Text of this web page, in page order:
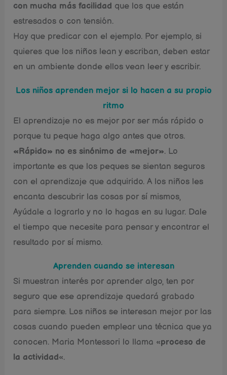
con mucha más facilidad que los que están
estresados o con tensión.
Hay que predicar con el ejemplo. Por ejemplo, si
quieres que los niños lean y escriban, deben estar
en un ambiente donde ellos vean leer y escribir.
Los niños aprenden mejor si lo hacen a su propio
ritmo
El aprendizaje no es mejor por ser más rápido o
porque tu peque haga algo antes que otros.
«Rápido» no es sinónimo de «mejor». Lo
importante es que los peques se sientan seguros
con el aprendizaje que adquirido. A los niños les
encanta descubrir las cosas por sí mismos,
Ayúdale a lograrlo y no lo hagas en su lugar. Dale
el tiempo que necesite para pensar y encontrar el
resultado por sí mismo.
Aprenden cuando se interesan
Si muestran interés por aprender algo, ten por
seguro que ese aprendizaje quedará grabado
para siempre. Los niños se interesan mejor por las
cosas cuando pueden emplear una técnica que ya
conocen. Maria Montessori lo llama «proceso de
la actividad«.